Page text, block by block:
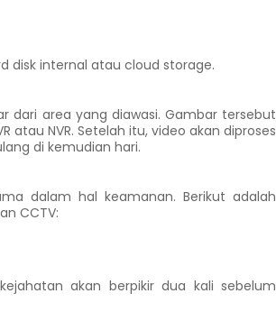
disk internal atau cloud storage.
dari area yang diawasi. Gambar tersebut
atau NVR. Setelah itu, video akan diproses
di kemudian hari.
dalam hal keamanan. Berikut adalah
CCTV:
akan berpikir dua kali sebelum